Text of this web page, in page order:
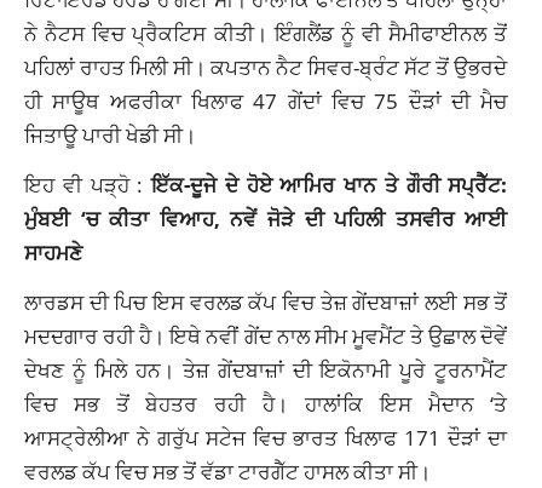
ਨੇ ਨੈਟਸ ਵਿਚ ਪ੍ਰੈਕਟਿਸ ਕੀਤੀ। ਇੰਗਲੈਂਡ ਨੂੰ ਵੀ ਸੈਮੀਫਾਈਨਲ ਤੋਂ
ਪਹਿਲਾਂ ਰਾਹਤ ਮਿਲੀ ਸੀ। ਕਪਤਾਨ ਨੈਟ ਸਿਵਰ-ਬ੍ਰੰਟ ਸੱਟ ਤੋਂ ਉਭਰਦੇ
ਹੀ ਸਾਊਥ ਅਫਰੀਕਾ ਖਿਲਾਫ 47 ਗੇਂਦਾਂ ਵਿਚ 75 ਦੌੜਾਂ ਦੀ ਮੈਚ
ਜਿਤਾਊ ਪਾਰੀ ਖੇਡੀ ਸੀ।
ਇਹ ਵੀ ਪੜ੍ਹੋ :ਇੱਕ-ਦੂਜੇ ਦੇ ਹੋਏ ਆਮਿਰ ਖਾਨ ਤੇ ਗੌਰੀ ਸਪ੍ਰੈੱਟ:
ਮੁੰਬਈ ‘ਚ ਕੀਤਾ ਵਿਆਹ, ਨਵੇਂ ਜੋੜੇ ਦੀ ਪਹਿਲੀ ਤਸਵੀਰ ਆਈ
ਸਾਹਮਣੇ
ਲਾਰਡਸ ਦੀ ਪਿਚ ਇਸ ਵਰਲਡ ਕੱਪ ਵਿਚ ਤੇਜ਼ ਗੇਂਦਬਾਜ਼ਾਂ ਲਈ ਸਭ ਤੋਂ
ਮਦਦਗਾਰ ਰਹੀ ਹੈ। ਇਥੇ ਨਵੀਂ ਗੇਂਦ ਨਾਲ ਸੀਮ ਮੂਵਮੈਂਟ ਤੇ ਉਛਾਲ ਦੋਵੇਂ
ਦੇਖਣ ਨੂੰ ਮਿਲੇ ਹਨ। ਤੇਜ਼ ਗੇਂਦਬਾਜ਼ਾਂ ਦੀ ਇਕੋਨਾਮੀ ਪੂਰੇ ਟੂਰਨਾਮੈਂਟ
ਵਿਚ ਸਭ ਤੋਂ ਬੇਹਤਰ ਰਹੀ ਹੈ। ਹਾਲਾਂਕਿ ਇਸ ਮੈਦਾਨ ‘ਤੇ
ਆਸਟ੍ਰੇਲੀਆ ਨੇ ਗਰੁੱਪ ਸਟੇਜ ਵਿਚ ਭਾਰਤ ਖਿਲਾਫ 171 ਦੌੜਾਂ ਦਾ
ਵਰਲਡ ਕੱਪ ਵਿਚ ਸਭ ਤੋਂ ਵੱਡਾ ਟਾਰਗੈੱਟ ਹਾਸਲ ਕੀਤਾ ਸੀ।